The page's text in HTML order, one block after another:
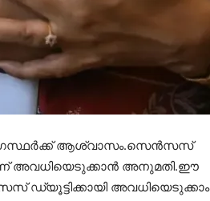
ആശ്വാസം.സെൻസസ്
അവധിയെടുക്കാൻ അനുമതി.ഈ
ഡ്യൂട്ടിക്കായി അവധിയെടുക്കാം